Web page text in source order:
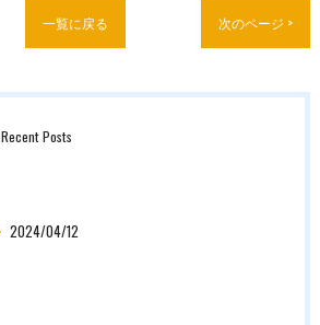
一覧に戻る 次のページ >
Recent Posts
2024/04/12